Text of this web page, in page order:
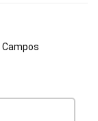
Campos